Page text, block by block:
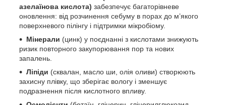
азелаїнова кислота) забезпечує багаторівневе
оновлення: від розчинення себуму в порах до м’якого
поверхневого пілінгу і підтримки мікробіому.
Мінерали (цинк) у поєднанні з кислотами знижують
ризик повторного закупорювання пор та нових
запалень.
Ліпіди (сквалан, масло ши, олія оливи) створюють
захисну плівку, що зберігає вологу і зменшує
подразнення після кислотного впливу.